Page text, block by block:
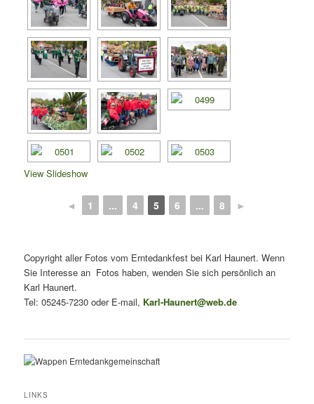
View Slideshow
◄ 1 ... 4 5 6 ... 8 ►
Copyright aller Fotos vom Erntedankfest bei Karl Haunert. Wenn
Sie Interesse an Fotos haben, wenden Sie sich persönlich an
Karl Haunert.
Tel: 05245-7230 oder E-mail, Karl-Haunert@web.de
LINKS